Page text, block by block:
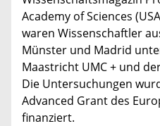
Academy of Sciences
waren Wissenschaftler
Münster und Madrid
Maastricht UMC + und
Die Untersuchungen
Advanced Grant des
finanziert.